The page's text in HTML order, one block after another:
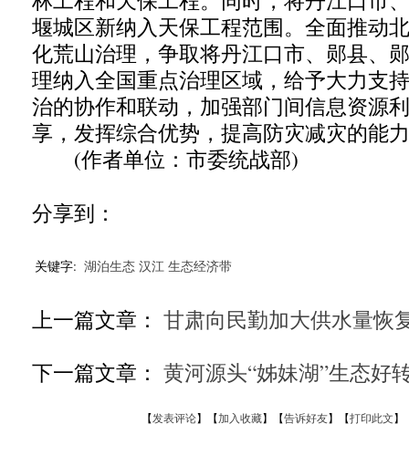
堰城区新纳入天保工程范围。全面推动
化荒山治理，争取将丹江口市、郧县、
理纳入全国重点治理区域，给予大力支
治的协作和联动，加强部门间信息资源
享，发挥综合优势，提高防灾减灾的能
(作者单位：市委统战部)
分享到：
关键字: 湖泊生态 汉江 生态经济带
上一篇文章： 甘肃向民勤加大供水量恢
下一篇文章： 黄河源头“姊妹湖”生态好
【发表评论】【加入收藏】【告诉好友】【打印此文】